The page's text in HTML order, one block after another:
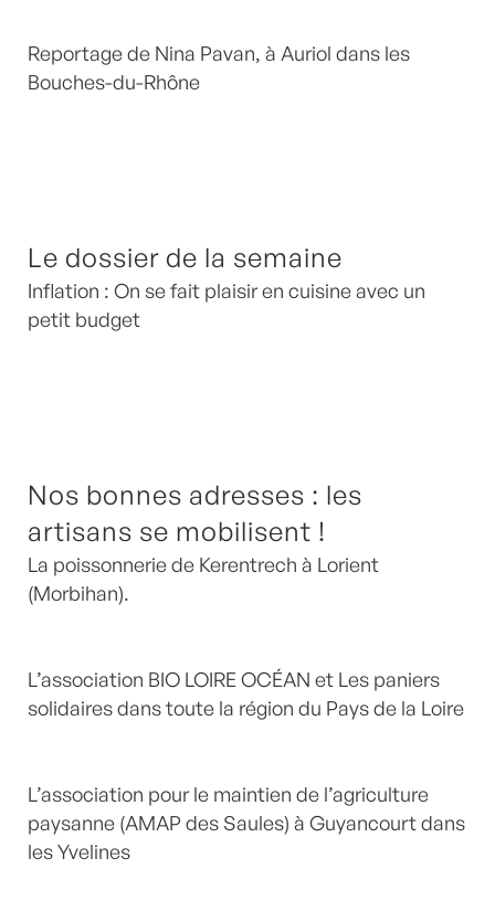
Reportage de Nina Pavan, à Auriol dans les
Bouches-du-Rhône
Le dossier de la semaine
Inflation : On se fait plaisir en cuisine avec un
petit budget
Nos bonnes adresses : les
artisans se mobilisent !
La poissonnerie de Kerentrech à Lorient
(Morbihan).
L’association BIO LOIRE OCÉAN et Les paniers
solidaires dans toute la région du Pays de la Loire
L’association pour le maintien de l’agriculture
paysanne (AMAP des Saules) à Guyancourt dans
les Yvelines